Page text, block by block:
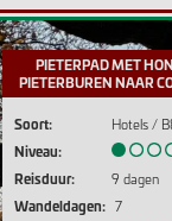
PIETERPAD MET
PIETERBUREN NAAR
Soort:
Hotels /
Niveau:
Reisduur:
9 dagen
Wandeldagen: 7